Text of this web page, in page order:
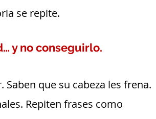
se repite.
y no conseguirlo.
que su cabeza les frena.
Repiten frases como